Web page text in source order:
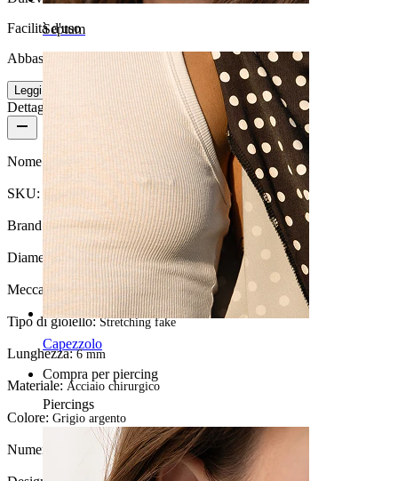
Septum
Capezzolo
Compra per piercing
Piercings
Facilità d'uso
Abbastanza facile
Leggi di più
Dettagli del prodotto
Nome: Fake plug semplice
SKU:
Brand: Bodymod Moments
Diametro del filo: 1,2 mm
Meccanismo di chiusura:Filettatura esterna
Tipo di gioiello:Stretching fake
Lunghezza:6 mm
Materiale: Acciaio chirurgico
Colore: Grigio argento
Numero di pezzi: 1